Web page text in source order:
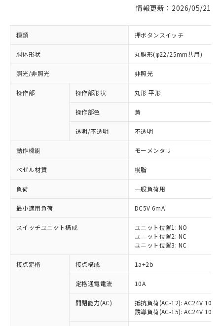
情報更新：2026/05/21
種類 押ボタンスイッチ
胴体形状 丸胴形(φ22/25mm共用)
照光/非照光 非照光
操作部 操作部形状 丸形 平形
操作部色 黄
透明/不透明 不透明
動作機能 モーメンタリ
ベゼル材質 樹脂
負荷 一般負荷用
最小適用負荷 DC5V 6mA
スイッチユニット構成
ユニット位置1: NO
ユニット位置2: NC
ユニット位置3: NC
接点定格 接点構成 1a+2b
定格通電電流 10A
開閉能力(AC)
抵抗負荷(AC-12): AC24V 10A/
誘導負荷(AC-15): AC24V
※1 対応状況
対応済み：EU RoHS指令（10物質）の
非含有に対応した製品が提供可能な商品で
対応予定：EU RoHS指令（10物質）の非含